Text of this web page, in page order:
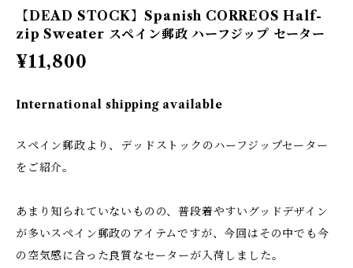
【DEAD STOCK】Spanish CORREOS Half-
zip Sweater スペイン郵政 ハーフジップ セーター
¥11,800
International shipping available
スペイン郵政より、デッドストックのハーフジップセーター
をご紹介。
あまり知られていないものの、普段着やすいグッドデザイン
が多いスペイン郵政のアイテムですが、今回はその中でも今
の空気感に合った良質なセーターが入荷しました。